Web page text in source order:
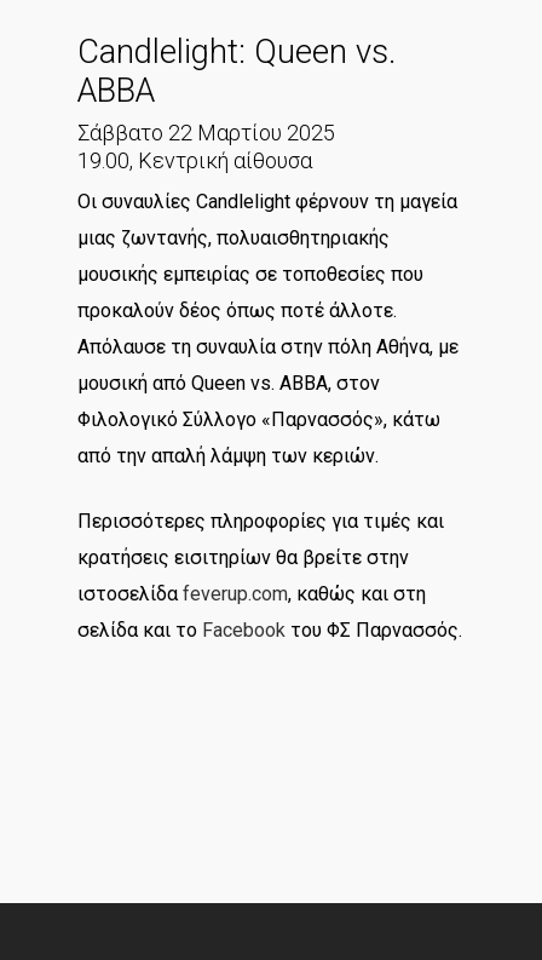
Candlelight: Queen vs.
ABBA
Σάββατο 22 Μαρτίου 2025
19.00, Κεντρική αίθουσα
Οι συναυλίες Candlelight φέρνουν τη μαγεία
μιας ζωντανής, πολυαισθητηριακής
μουσικής εμπειρίας σε τοποθεσίες που
προκαλούν δέος όπως ποτέ άλλοτε.
Απόλαυσε τη συναυλία στην πόλη Αθήνα, με
μουσική από Queen vs. ABBA, στον
Φιλολογικό Σύλλογο «Παρνασσός», κάτω
από την απαλή λάμψη των κεριών.
Περισσότερες πληροφορίες για τιμές και
κρατήσεις εισιτηρίων θα βρείτε στην
ιστοσελίδα feverup.com, καθώς και στη
σελίδα και το Facebook του ΦΣ Παρνασσός.